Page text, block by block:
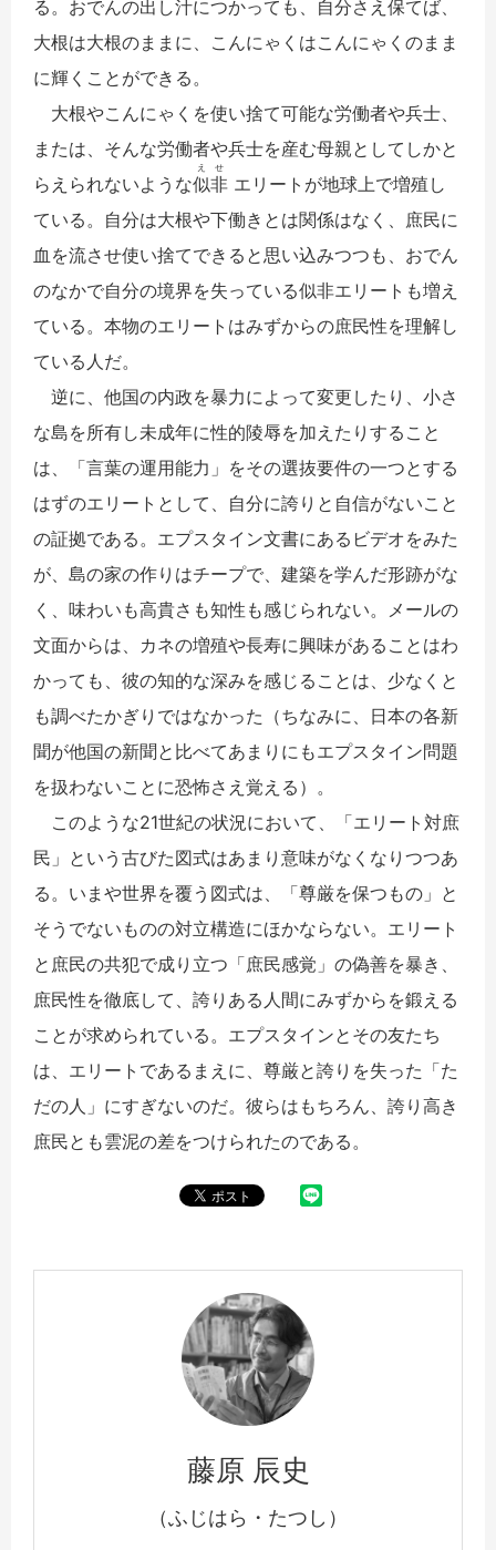
る。おでんの出し汁につかっても、自分さえ保てば、
大根は大根のままに、こんにゃくはこんにゃくのまま
に輝くことができる。
大根やこんにゃくを使い捨て可能な労働者や兵士、
または、そんな労働者や兵士を産む母親としてしかと
らえられないような似非
えせ
エリートが地球上で増殖し
ている。自分は大根や下働きとは関係はなく、庶民に
血を流させ使い捨てできると思い込みつつも、おでん
のなかで自分の境界を失っている似非エリートも増え
ている。本物のエリートはみずからの庶民性を理解し
ている人だ。
逆に、他国の内政を暴力によって変更したり、小さ
な島を所有し未成年に性的陵辱を加えたりすること
は、「言葉の運用能力」をその選抜要件の一つとする
はずのエリートとして、自分に誇りと自信がないこと
の証拠である。エプスタイン文書にあるビデオをみた
が、島の家の作りはチープで、建築を学んだ形跡がな
く、味わいも高貴さも知性も感じられない。メールの
文面からは、カネの増殖や長寿に興味があることはわ
かっても、彼の知的な深みを感じることは、少なくと
も調べたかぎりではなかった（ちなみに、日本の各新
聞が他国の新聞と比べてあまりにもエプスタイン問題
を扱わないことに恐怖さえ覚える）。
このような21世紀の状況において、「エリート対庶
民」という古びた図式はあまり意味がなくなりつつあ
る。いまや世界を覆う図式は、「尊厳を保つもの」と
そうでないものの対立構造にほかならない。エリート
と庶民の共犯で成り立つ「庶民感覚」の偽善を暴き、
庶民性を徹底して、誇りある人間にみずからを鍛える
ことが求められている。エプスタインとその友たち
は、エリートであるまえに、尊厳と誇りを失った「た
だの人」にすぎないのだ。彼らはもちろん、誇り高き
庶民とも雲泥の差をつけられたのである。
藤原 辰史
（ふじはら・たつし）